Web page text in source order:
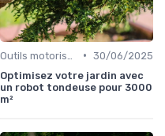
• 30/06/2025
Optimisez votre jardin avec
un robot tondeuse pour 3000
m²